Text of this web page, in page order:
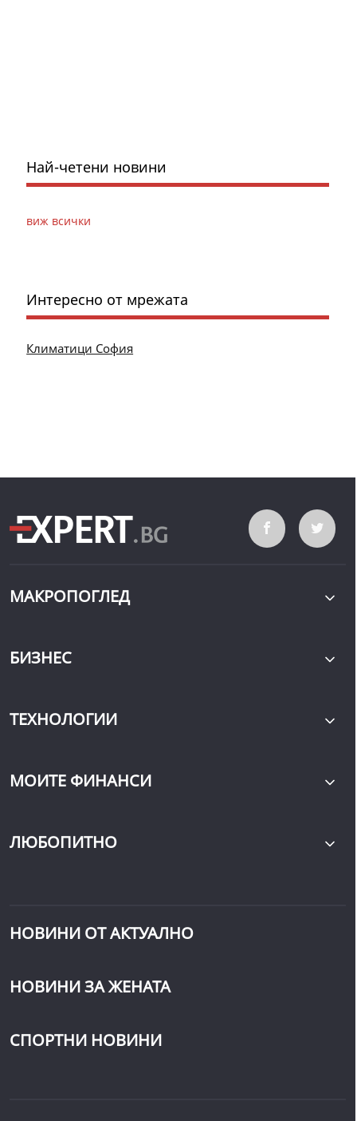
Най-четени новини
виж всички
Интересно от мрежата
Климатици София
МАКРОПОГЛЕД
БИЗНЕС
ТЕХНОЛОГИИ
МОИТЕ ФИНАНСИ
ЛЮБОПИТНО
НОВИНИ ОТ АКТУАЛНО
НОВИНИ ЗА ЖЕНАТА
СПОРТНИ НОВИНИ